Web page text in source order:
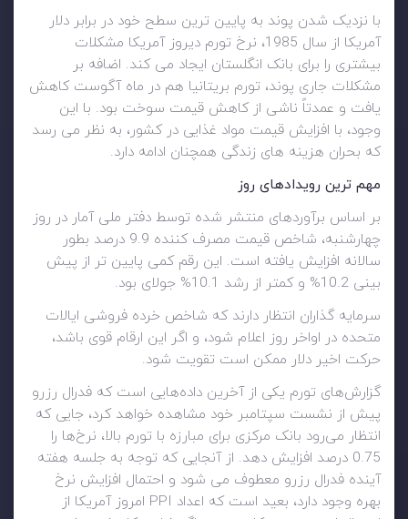
با نزدیک شدن پوند به پایین ترین سطح خود در برابر دلار
آمریکا از سال 1985، نرخ تورم دیروز آمریکا مشکلات
بیشتری را برای بانک انگلستان ایجاد می کند. اضافه بر
مشکلات جاری پوند، تورم بریتانیا هم در ماه آگوست کاهش
یافت و عمدتاً ناشی از کاهش قیمت سوخت بود. با این
وجود، با افزایش قیمت مواد غذایی در کشور، به نظر می رسد
که بحران هزینه های زندگی همچنان ادامه دارد.
مهم ترین رویدادهای روز
بر اساس برآوردهای منتشر شده توسط دفتر ملی آمار در روز
چهارشنبه، شاخص قیمت مصرف کننده 9.9 درصد بطور
سالانه افزایش یافته است. این رقم کمی پایین تر از پیش
بینی 10.2% و کمتر از رشد 10.1% جولای بود.
سرمایه گذاران انتظار دارند که شاخص خرده فروشی ایالات
متحده در اواخر روز اعلام شود، و اگر این ارقام قوی باشد،
حرکت اخیر دلار ممکن است تقویت شود.
گزارش‌های تورم یکی از آخرین داده‌هایی است که فدرال رزرو
پیش از نشست سپتامبر خود مشاهده خواهد کرد، جایی که
انتظار می‌رود بانک مرکزی برای مبارزه با تورم بالا، نرخ‌ها را
0.75 درصد افزایش دهد. از آنجایی که توجه به جلسه هفته
آینده فدرال رزرو معطوف می شود و احتمال افزایش نرخ
بهره وجود دارد، بعید است که اعداد PPI امروز آمریکا از